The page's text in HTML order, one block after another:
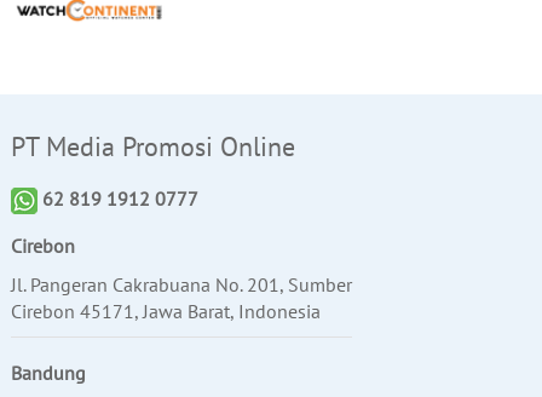
PT Media Promosi Online
62 819 1912 0777
Cirebon
Jl. Pangeran Cakrabuana No. 201, Sumber
Cirebon 45171, Jawa Barat, Indonesia
Bandung